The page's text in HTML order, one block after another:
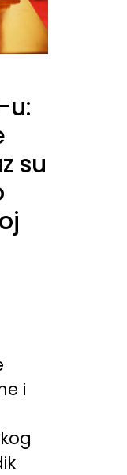
u:
su
i